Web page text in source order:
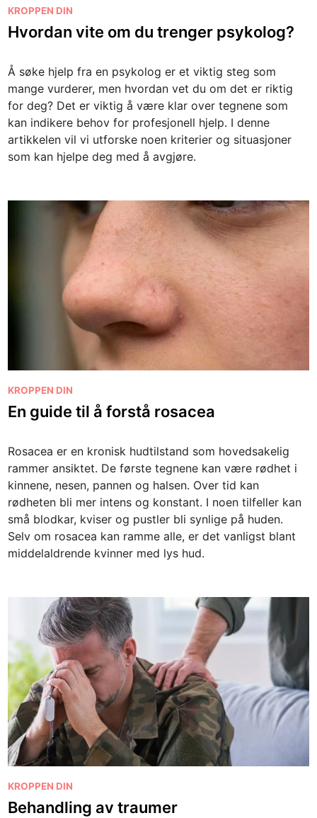
P
o
e
d
i
n
KROPPEN DIN
Hvordan vite om du trenger psykolog?
Å søke hjelp fra en psykolog er et viktig steg som
mange vurderer, men hvordan vet du om det er riktig
for deg? Det er viktig å være klar over tegnene som
kan indikere behov for profesjonell hjelp. I denne
artikkelen vil vi utforske noen kriterier og situasjoner
som kan hjelpe deg med å avgjøre.
P
o
e
d
i
n
KROPPEN DIN
En guide til å forstå rosacea
Rosacea er en kronisk hudtilstand som hovedsakelig
rammer ansiktet. De første tegnene kan være rødhet i
kinnene, nesen, pannen og halsen. Over tid kan
rødheten bli mer intens og konstant. I noen tilfeller kan
små blodkar, kviser og pustler bli synlige på huden.
Selv om rosacea kan ramme alle, er det vanligst blant
middelaldrende kvinner med lys hud.
P
o
KROPPEN DIN
Behandling av traumer